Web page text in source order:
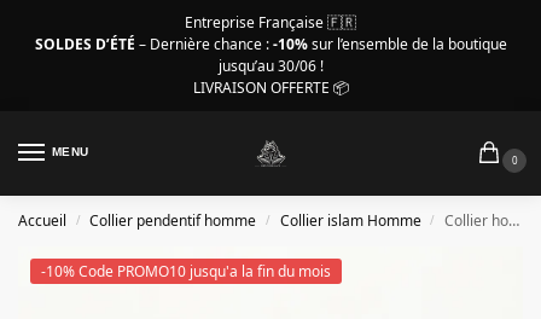
Entreprise Française 🇫🇷
SOLDES D’ÉTÉ – Dernière chance :-10%sur l’ensemble de la boutique
jusqu’au 30/06 !
LIVRAISON OFFERTE 📦
MENU
0
Accueil / Collier pendentif homme / Collier islam Homme / Collier homme islam, pylône Allah couleur or
-10% Code PROMO10 jusqu'a la fin du mois